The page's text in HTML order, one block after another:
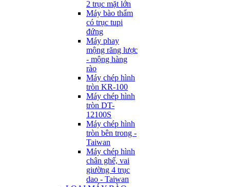
2 trục mặt lớn
Máy bào thẩm
có trục tupi
đứng
Máy phay
mộng răng lược
- mộng hàng
rào
Máy chép hình
tròn KR-100
Máy chép hình
tròn DT-
12100S
Máy chép hình
tròn bên trong -
Taiwan
Máy chép hình
chân ghế, vai
giường 4 trục
dao - Taiwan